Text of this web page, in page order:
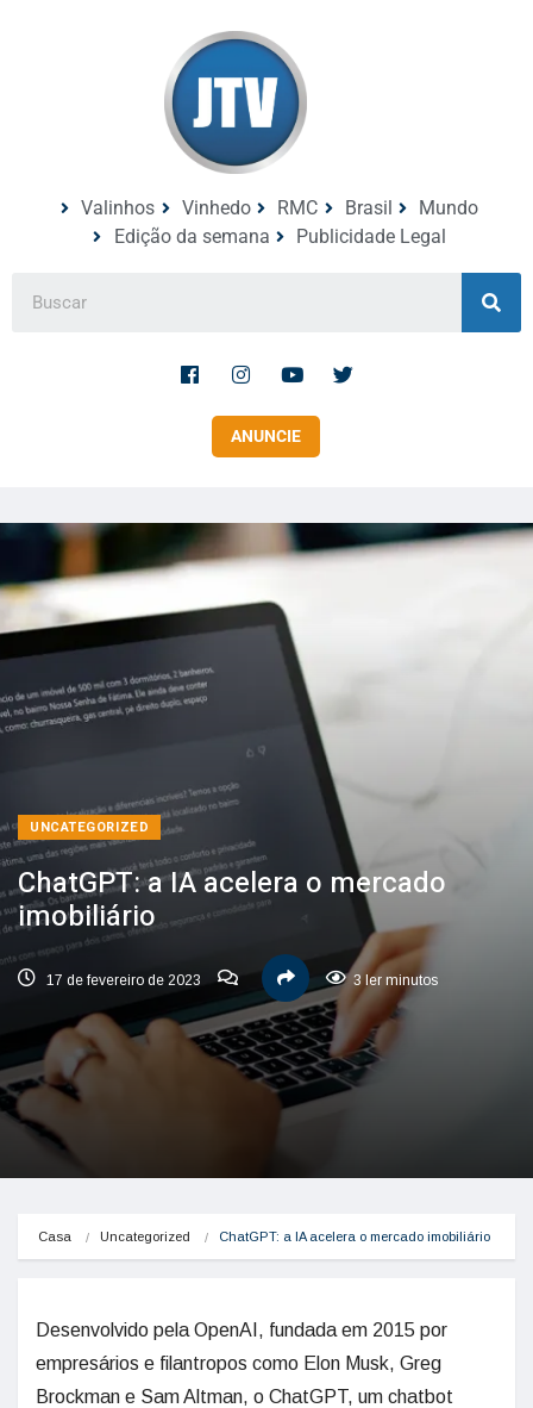
Valinhos Vinhedo RMC Brasil
Mundo
Edição da semana
Publicidade Legal
ANUNCIE
UNCATEGORIZED
ChatGPT: a IA acelera o mercado
imobiliário
17 de fevereiro de 2023 3 ler minutos
Casa Uncategorized ChatGPT: a IA acelera o mercado imobiliário
Desenvolvido pela OpenAI, fundada em 2015 por
empresários e filantropos como Elon Musk, Greg
Brockman e Sam Altman, o ChatGPT, um chatbot